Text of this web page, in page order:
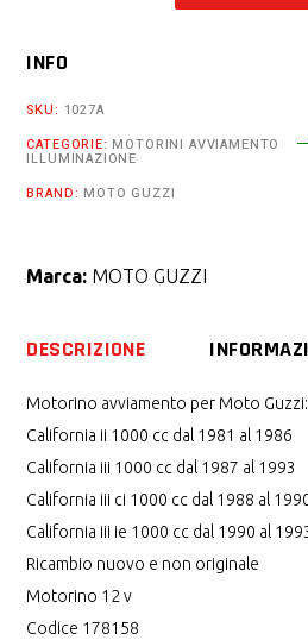
California
ci
ie
nuovo
INFO
SKU: 1027A
CATEGORIE: MOTORINI AVVIAMENTO
ILLUMINAZIONE
BRAND: MOTO GUZZI
Marca: MOTO GUZZI
DESCRIZIONE
Motorino avviamento per Moto Guzzi:
California ii 1000 cc dal 1981 al 1986
California iii 1000 cc dal 1987 al 1993
California iii ci 1000 cc dal 1988 al
California iii ie 1000 cc dal 1990 al
Ricambio nuovo e non originale
Motorino 12 v
Codice 178158